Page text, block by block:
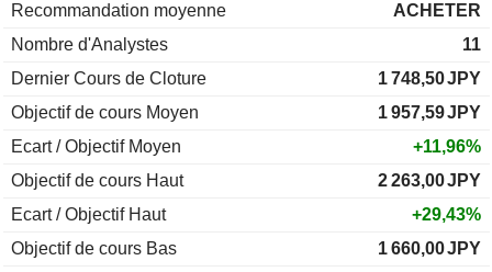
Recommandation moyenne
ACHETER
Nombre d'Analystes
11
Dernier Cours de Cloture
1 748,50JPY
Objectif de cours Moyen
1 957,59JPY
Ecart / Objectif Moyen
+11,96%
Objectif de cours Haut
2 263,00JPY
Ecart / Objectif Haut
+29,43%
Objectif de cours Bas
1 660,00JPY